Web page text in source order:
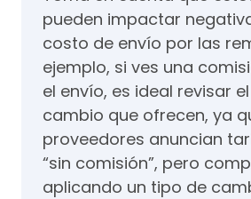
pueden impactar
costo de envío por las
ejemplo, si ves una
el envío, es ideal revisar
cambio que ofrecen, ya
proveedores anuncian
“sin comisión”, pero
aplicando un tipo de